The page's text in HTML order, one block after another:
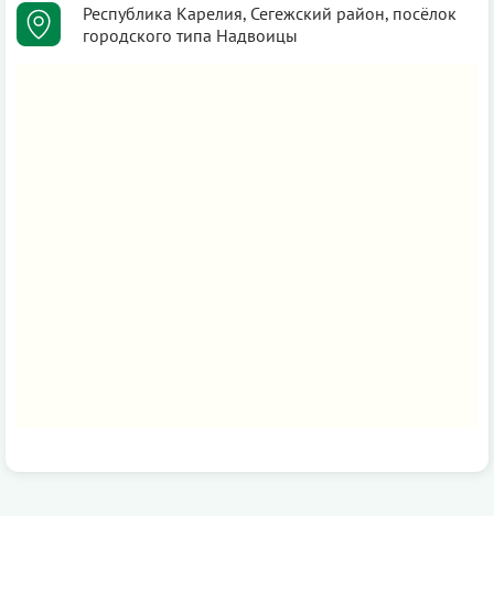
Республика Карелия, Сегежский район, посёлок
городского типа Надвоицы